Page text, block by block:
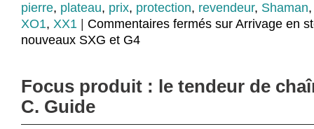
pierre, plateau, prix, protection, revendeur, Shaman
XO1, XX1 Commentaires fermés sur Arrivage en
nouveaux SXG et G4
Focus produit : le tendeur de
C. Guide